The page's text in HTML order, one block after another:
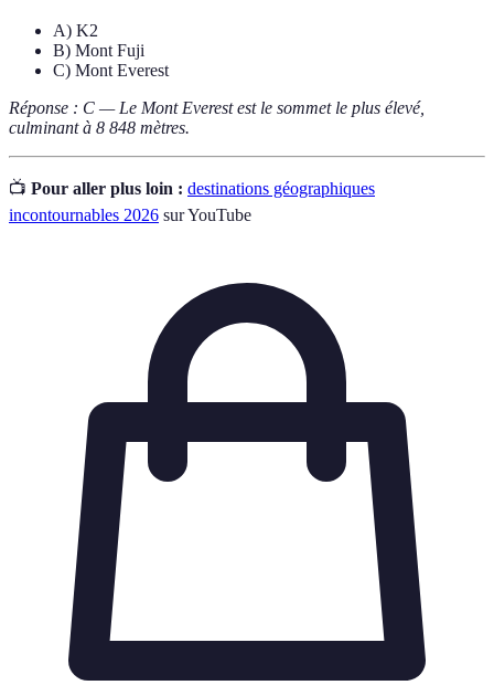
A) K2
B) Mont Fuji
C) Mont Everest
Réponse : C — Le Mont Everest est le sommet le plus élevé,
culminant à 8 848 mètres.
📺 Pour aller plus loin : destinations géographiques
incontournables 2026 sur YouTube